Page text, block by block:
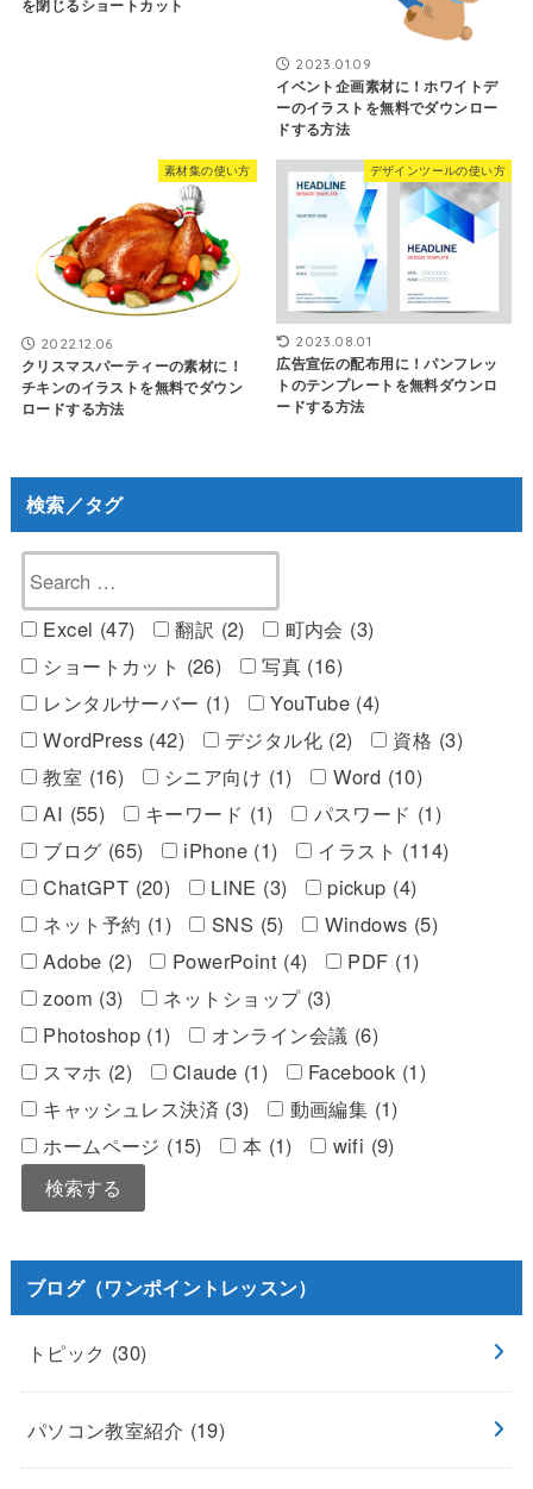
を閉じるショートカット
2023.01.09
イベント企画素材に！ホワイトデ
ーのイラストを無料でダウンロー
ドする方法
素材集の使い方
2022.12.06
クリスマスパーティーの素材に！
チキンのイラストを無料でダウン
ロードする方法
デザインツールの使い方
2023.08.01
広告宣伝の配布用に！パンフレッ
トのテンプレートを無料ダウンロ
ードする方法
検索／タグ
Excel (47) 翻訳 (2)
町内会 (3)
ショートカット (26)
写真 (16)
レンタルサーバー (1)
YouTube (4)
WordPress (42)
デジタル化 (2)
資格 (3)
教室 (16)
シニア向け (1)
Word (10)
AI (55)
キーワード (1)
パスワード (1)
ブログ (65)
iPhone (1)
イラスト (114)
ChatGPT (20)
LINE (3)
pickup (4)
ネット予約 (1)
SNS (5)
Windows (5)
Adobe (2)
PowerPoint (4)
PDF (1)
zoom (3)
ネットショップ (3)
Photoshop (1)
オンライン会議 (6)
スマホ (2)
Claude (1)
Facebook (1)
キャッシュレス決済 (3)
動画編集 (1)
ホームページ (15)
本 (1) wifi (9)
ブログ（ワンポイントレッスン）
トピック (30)
パソコン教室紹介 (19)